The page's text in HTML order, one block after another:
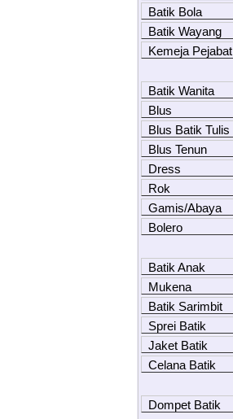
Batik Bola
Batik Wayang
Kemeja Pejabat
Batik Wanita
Blus
Blus Batik Tulis
Blus Tenun
Dress
Rok
Gamis/Abaya
Bolero
Batik Anak
Mukena
Batik Sarimbit
Sprei Batik
Jaket Batik
Celana Batik
Dompet Batik